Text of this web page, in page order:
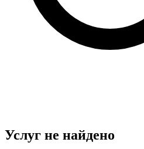
Услуг не найдено